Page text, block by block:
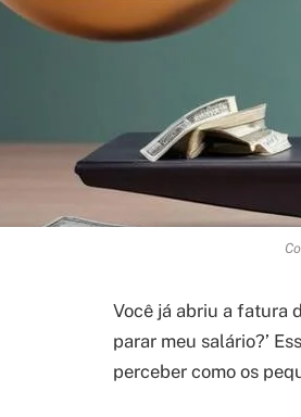
Você já abriu a fatura
parar meu salário?’
perceber como os